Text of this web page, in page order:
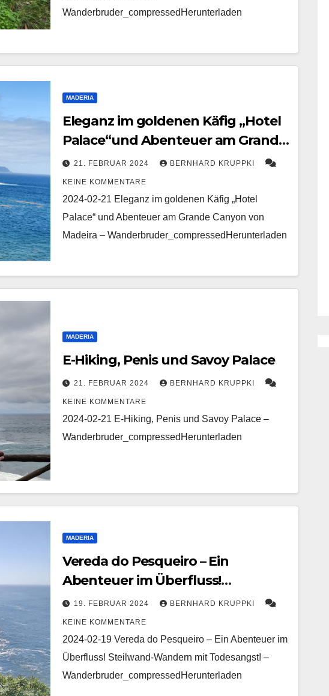
Wanderbruder_compressedHerunterladen
MADERIA
Eleganz im goldenen Käfig „Hotel
Palace“und Abenteuer am Grande
Canyon von Madeira
21. FEBRUAR 2024 BERNHARD KRUPPKI
KEINE KOMMENTARE
2024-02-21 Eleganz im goldenen Käfig „Hotel
Palace“ und Abenteuer am Grande Canyon von
Madeira – Wanderbruder_compressedHerunterladen
MADERIA
E-Hiking, Penis und Savoy Palace
21. FEBRUAR 2024 BERNHARD KRUPPKI
KEINE KOMMENTARE
2024-02-21 E-Hiking, Penis und Savoy Palace –
Wanderbruder_compressedHerunterladen
MADERIA
Vereda do Pesqueiro – Ein
Abenteuer im Überfluss!
Steilwand-Wandern mit
Todesangst!
19. FEBRUAR 2024 BERNHARD KRUPPKI
KEINE KOMMENTARE
2024-02-19 Vereda do Pesqueiro – Ein Abenteuer im
Überfluss! Steilwand-Wandern mit Todesangst! –
Wanderbruder_compressedHerunterladen